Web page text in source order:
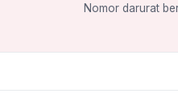
Nomor darurat